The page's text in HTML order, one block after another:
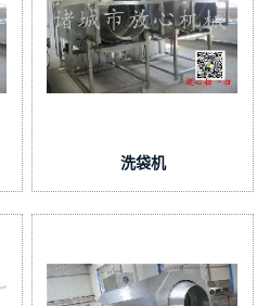
洗袋机